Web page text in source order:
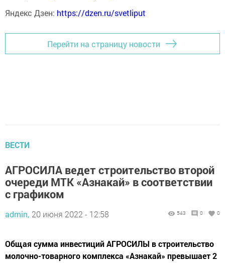
Яндекс Дзен: https://dzen.ru/svetliput
Перейти на страницу новости
ВЕСТИ
АГРОСИЛА ведет строительство второй
очереди МТК «Азнакай» в соответствии
с графиком
admin, 20 июня 2022 - 12:58 543 0 0
Общая сумма инвестиций АГРОСИЛЫ в строительство
молочно-товарного комплекса «Азнакай» превышает 2